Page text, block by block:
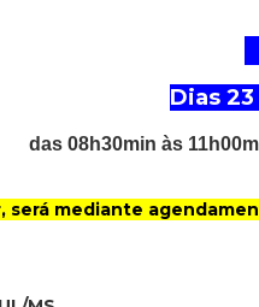
Dias
das 08h30min às
será mediante